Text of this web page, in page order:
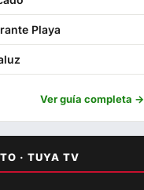
Playa
Ver guía completa →
· TUYA TV